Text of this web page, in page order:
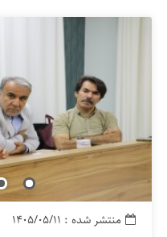
منتشر شده : ۱۴۰۵/۰۵/۱۱